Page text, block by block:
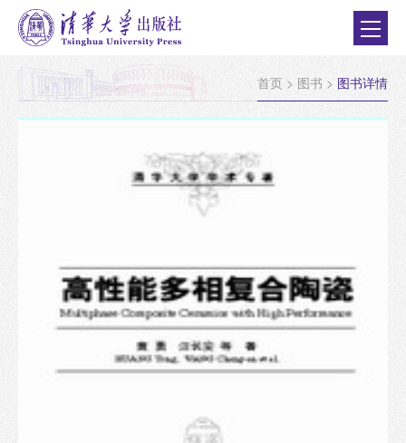
首页 > 图书 > 图书详情